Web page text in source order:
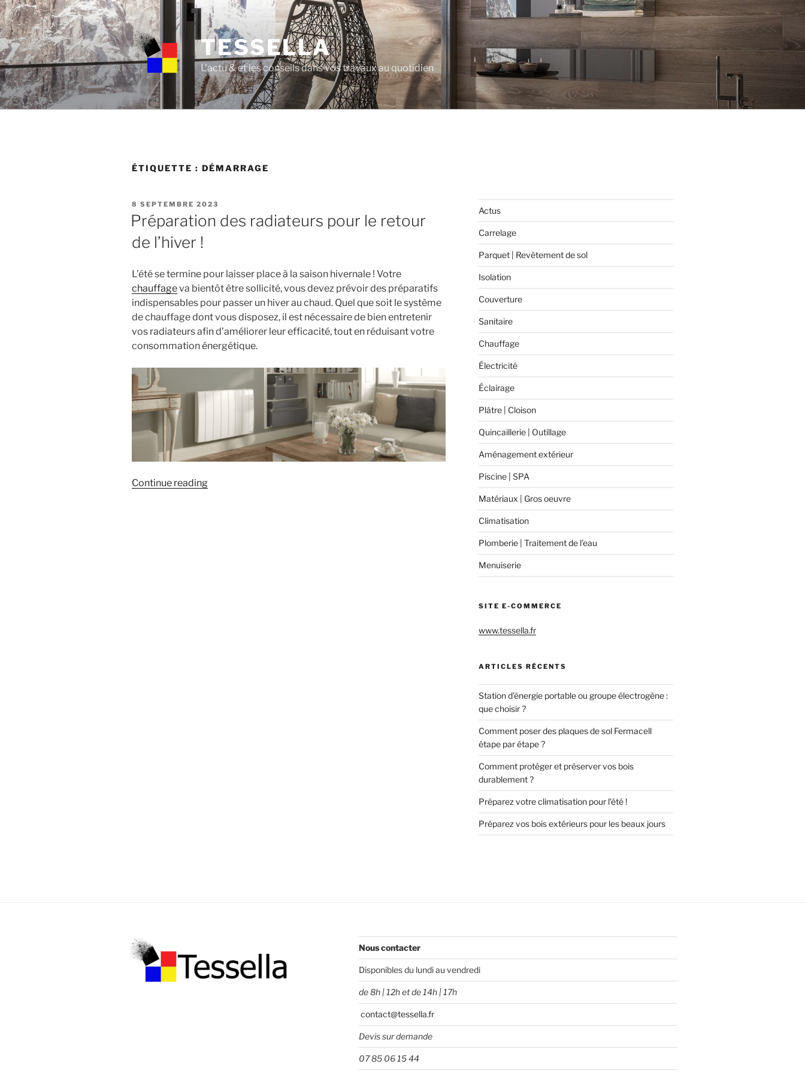
Skip
to
content
TESSELLA
L'actu & et les conseils dans vos travaux au quotidien
ÉTIQUETTE : DÉMARRAGE
POSTED
ON
8 SEPTEMBRE 2023
Préparation des radiateurs pour le retour
de l’hiver !
L’été se termine pour laisser place à la saison hivernale ! Votre
chauffageva bientôt être sollicité, vous devez prévoir des préparatifs
indispensables pour passer un hiver au chaud. Quel que soit le système
de chauffage dont vous disposez, il est nécessaire de bien entretenir
vos radiateurs afin d’améliorer leur efficacité, tout en réduisant votre
consommation énergétique.
Continue reading« Préparation
Actus
Carrelage
Parquet | Revêtement de sol
Isolation
Couverture
Sanitaire
Chauffage
Électricité
Éclairage
Plâtre | Cloison
Quincaillerie | Outillage
Aménagement extérieur
Piscine | SPA
Matériaux | Gros oeuvre
Climatisation
Plomberie | Traitement de l’eau
Menuiserie
SITE E-COMMERCE
www.tessella.fr
ARTICLES RÉCENTS
Station d’énergie portable ou groupe électrogène :
que choisir ?
Comment poser des plaques de sol Fermacell
étape par étape ?
Comment protéger et préserver vos bois
durablement ?
Préparez votre climatisation pour l’été !
Préparez vos bois extérieurs pour les beaux jours
Nous contacter
Disponibles du lundi au vendredi
de 8h | 12h et de 14h | 17h
contact@tessella.fr
Devis sur demande
07 85 06 15 44